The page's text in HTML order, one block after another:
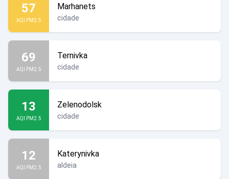
57
AQI PM2.5
Marhanets
cidade
69
AQI PM2.5
Ternivka
cidade
13
AQI PM2.5
Zelenodolsk
cidade
12
AQI PM2.5
Katerynivka
aldeia